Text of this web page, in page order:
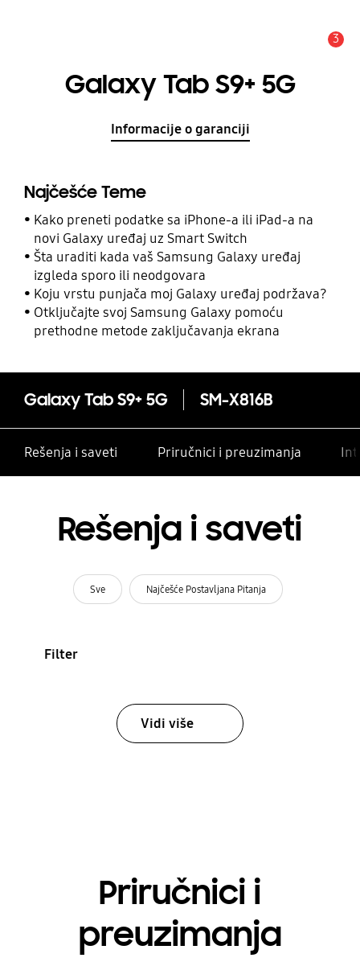
3
Galaxy Tab S9+ 5G
Informacije o garanciji
Najčešće Teme
Kako preneti podatke sa iPhone-a ili iPad-a na
novi Galaxy uređaj uz Smart Switch
Šta uraditi kada vaš Samsung Galaxy uređaj
izgleda sporo ili neodgovara
Koju vrstu punjača moj Galaxy uređaj podržava?
Otključajte svoj Samsung Galaxy pomoću
prethodne metode zaključavanja ekrana
Galaxy Tab S9+ 5G SM-X816B
Rešenja i saveti Priručnici i preuzimanja
Rešenja i saveti
Sve Najčešće Postavljana Pitanja
Filter
Vidi više
Priručnici i
preuzimanja